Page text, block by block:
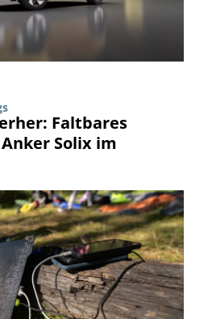
Faltbares
Solix im